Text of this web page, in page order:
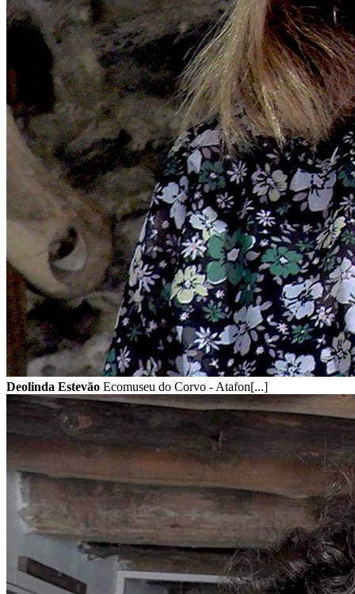
Deolinda Estevão Ecomuseu do Corvo - Atafon[...]